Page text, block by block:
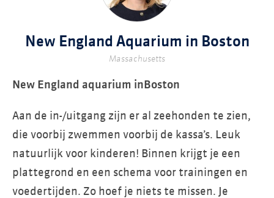
New England Aquarium in Boston
Massachusetts
New England aquarium inBoston
Aan de in-/uitgang zijn er al zeehonden te zien,
die voorbij zwemmen voorbij de kassa’s. Leuk
natuurlijk voor kinderen! Binnen krijgt je een
plattegrond en een schema voor trainingen en
voedertijden. Zo hoef je niets te missen. Je